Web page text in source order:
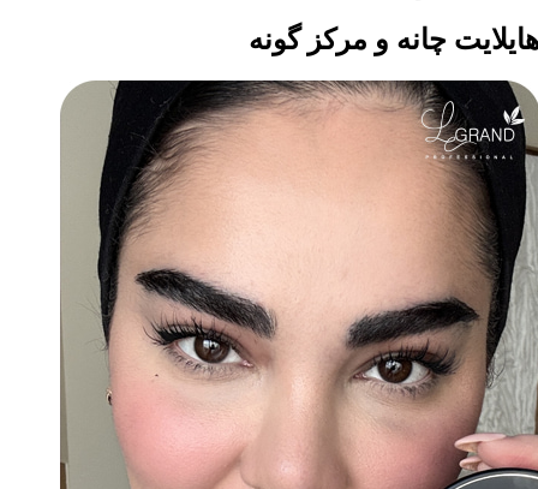
چانه و مرکز گونه